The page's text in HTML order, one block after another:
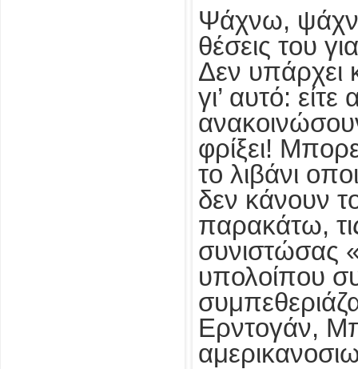
Ψάχνω,
θέσεις του
Δεν υπάρχει
γι’ αυτό:
φρίξει!
το λιβάνι
δεν κάνουν
παρακάτω,
συνιστώσας
υπολοίπου
Ερντογάν,